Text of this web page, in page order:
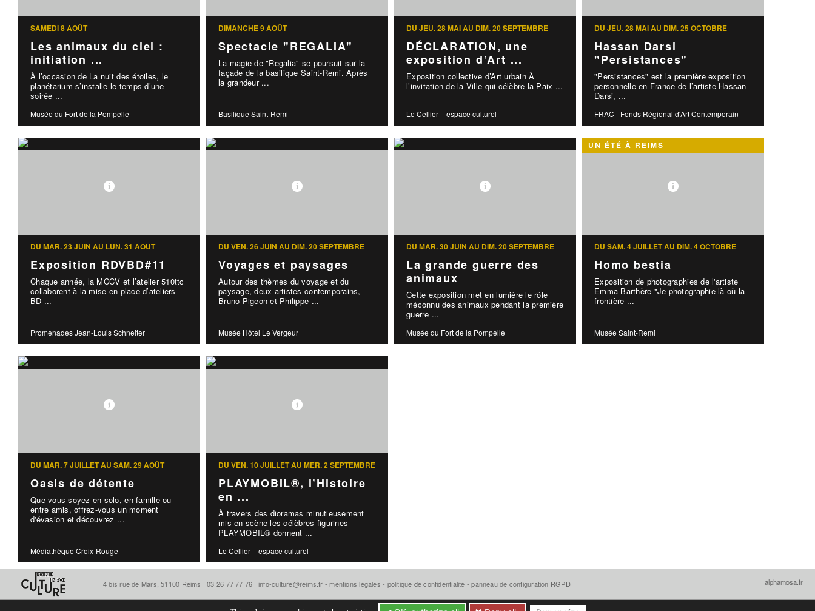
SAMEDI 8 AOÛT
Les animaux du ciel :
initiation ...
À l’occasion de La nuit des étoiles, le
planétarium s’installe le temps d’une
soirée ...
Musée du Fort de la Pompelle
DIMANCHE 9 AOÛT
Spectacle "REGALIA"
La magie de "Regalia" se poursuit sur la
façade de la basilique Saint-Remi. Après
la grandeur ...
Basilique Saint-Remi
DU JEU. 28 MAI AU DIM. 20 SEPTEMBRE
DÉCLARATION, une
exposition d’Art ...
Exposition collective d’Art urbain À
l’invitation de la Ville qui célèbre la Paix ...
Le Cellier – espace culturel
DU JEU. 28 MAI AU DIM. 25 OCTOBRE
Hassan Darsi
"Persistances"
"Persistances" est la première exposition
personnelle en France de l’artiste Hassan
Darsi, ...
FRAC - Fonds Régional d'Art Contemporain
DU MAR. 23 JUIN AU LUN. 31 AOÛT
Exposition RDVBD#11
Chaque année, la MCCV et l’atelier 510ttc
collaborent à la mise en place d’ateliers
BD ...
Promenades Jean-Louis Schneiter
DU VEN. 26 JUIN AU DIM. 20 SEPTEMBRE
Voyages et paysages
Autour des thèmes du voyage et du
paysage, deux artistes contemporains,
Bruno Pigeon et Philippe ...
Musée Hôtel Le Vergeur
DU MAR. 30 JUIN AU DIM. 20 SEPTEMBRE
La grande guerre des
animaux
Cette exposition met en lumière le rôle
méconnu des animaux pendant la première
guerre ...
Musée du Fort de la Pompelle
UN ÉTÉ À REIMS
DU SAM. 4 JUILLET AU DIM. 4 OCTOBRE
Homo bestia
Exposition de photographies de l'artiste
Emma Barthère "Je photographie là où la
frontière ...
Musée Saint-Remi
DU MAR. 7 JUILLET AU SAM. 29 AOÛT
Oasis de détente
Que vous soyez en solo, en famille ou
entre amis, offrez-vous un moment
d'évasion et découvrez ...
Médiathèque Croix-Rouge
DU VEN. 10 JUILLET AU MER. 2 SEPTEMBRE
PLAYMOBIL®, l’Histoire
en ...
À travers des dioramas minutieusement
mis en scène les célèbres figurines
PLAYMOBIL® donnent ...
Le Cellier – espace culturel
4 bis rue de Mars, 51100 Reims03 26 77 77 76 info-culture@reims.fr -mentions légales - politique de confidentialité -panneau de configuration RGPD alphamosa.fr